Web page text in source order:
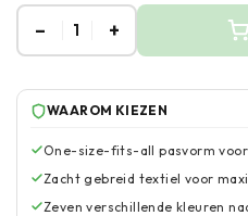
– 1 +
WAAROM KIEZEN
One-size-fits-all pasvorm
Zacht gebreid textiel voor
Zeven verschillende kleuren